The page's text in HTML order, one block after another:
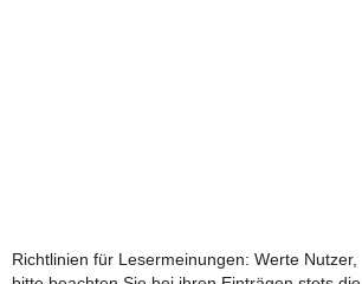
Richtlinien für Lesermeinungen: Werte Nutzer,